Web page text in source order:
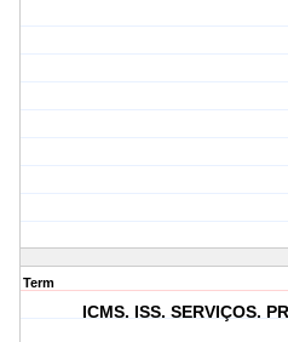
Term
ICMS. ISS. SERVIÇOS.